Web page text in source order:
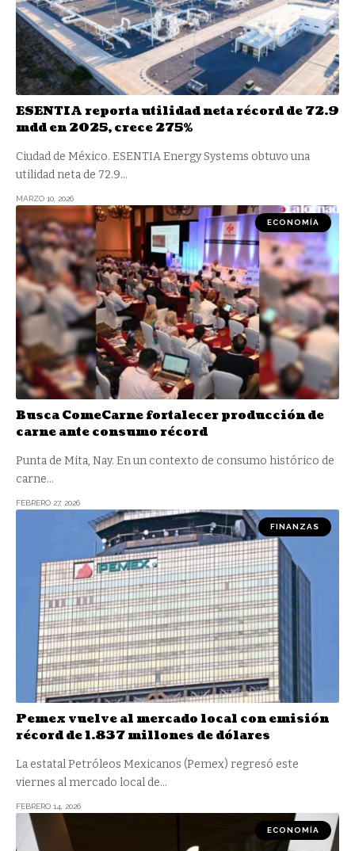
ESENTIA reporta utilidad neta récord de 72.9
mdd en 2025, crece 275%
Ciudad de México. ESENTIA Energy Systems obtuvo una
utilidad neta de 72.9…
MARZO 10, 2026
ECONOMÍA
Busca ComeCarne fortalecer producción de
carne ante consumo récord
Punta de Mita, Nay. En un contexto de consumo histórico de
carne…
FEBRERO 27, 2026
FINANZAS
Pemex vuelve al mercado local con emisión
récord de 1.837 millones de dólares
La estatal Petróleos Mexicanos (Pemex) regresó este
viernes al mercado local de…
FEBRERO 14, 2026
ECONOMÍA